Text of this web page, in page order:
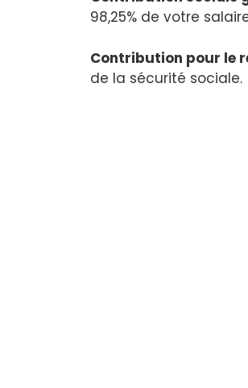
98,25% de votre
Contribution pour le
de la sécurité sociale.